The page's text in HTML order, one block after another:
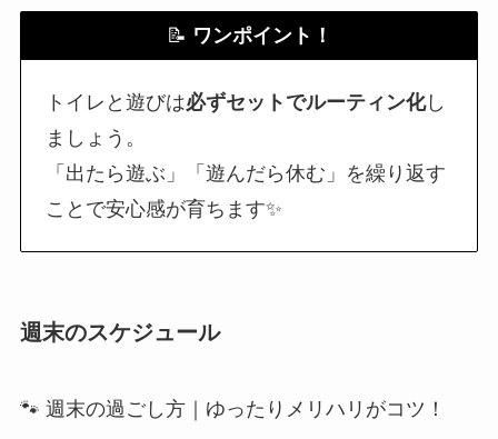
📝 ワンポイント！
トイレと遊びは必ずセットでルーティン化し
ましょう。
「出たら遊ぶ」「遊んだら休む」を繰り返す
ことで安心感が育ちます✨
週末のスケジュール
🐾 週末の過ごし方｜ゆったりメリハリがコツ！